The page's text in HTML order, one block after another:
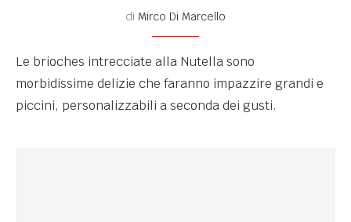
di Mirco Di Marcello
Le brioches intrecciate alla Nutella sono
morbidissime delizie che faranno impazzire grandi e
piccini, personalizzabili a seconda dei gusti.